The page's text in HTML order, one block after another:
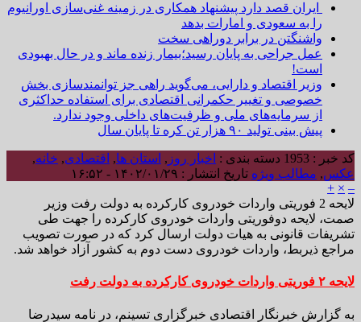
ایران قصد دارد پیشنهاد همکاری در زمینه غنی‌سازی اورانیوم
را به سعودی و امارات بدهد
واشنگتن در برابر دوراهی سخت
عمل جراحی به پایان رسید؛بیمار زنده ماند و در حال بهبودی
است!
وزیر اقتصاد و دارایی، می‌گوید راهی جز توانمندسازی بخش
خصوصی و تغییر حکمرانی اقتصادی برای استفاده حداکثری
از سرمایه‌های ملی و ظرفیت‌های داخلی وجود ندارد.
پیش بینی تولید ۹۰ هزار تن کره تا پایان سال
کد خبر : 1953 دسته بندی : اخبار روز , استان ها, اقتصادی, خانه,
عکس, مطالب ویژه تاریخ انتشار : ۱۴۰۲/۰۱/۲۹ - ۱۶:۵۲
–
×
+
لایحه 2 فوریتی واردات خودروی کارکرده به دولت رفت وزیر
صمت، لایحه دوفوریتی واردات خودروی کارکرده را جهت طی
تشریفات قانونی به هیات دولت ارسال کرد که در صورت تصویب
مراجع ذیربط، واردات خودروی دست دوم به کشور آزاد خواهد شد.
لایحه ۲ فوریتی واردات خودروی کارکرده به دولت رفت
به گزارش خبرنگار اقتصادی خبرگزاری تسینم، در نامه سیدرضا